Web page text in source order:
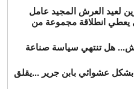
لعيد العرش المجيد عامل
يعطي انطلاقة مجموعة من
هل تنتهي سياسة صناعة
بشكل عشوائي بابن جرير ...يقلق